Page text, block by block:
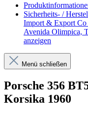
Sicherheits- /
Import & Export
Avenida Olimpica,
anzeigen
Menü schließen
Porsche 356
Korsika 1960